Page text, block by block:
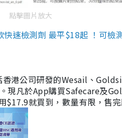
點擊圖片放大
快速檢測劑 最平$18起 ！可
港公司研發的Wesail、
現凡於App購買Safecare及
就買到，數量有限，售完